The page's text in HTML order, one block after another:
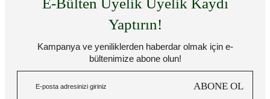
E-Bülten Üyelik Üyelik Kaydı
Yaptırın!
Kampanya ve yeniliklerden haberdar olmak için e-
bültenimize abone olun!
ABONE OL